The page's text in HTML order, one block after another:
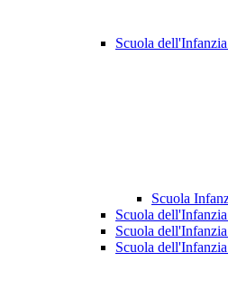
Scuola
Scuola
Scuola
Scuola
Scuola